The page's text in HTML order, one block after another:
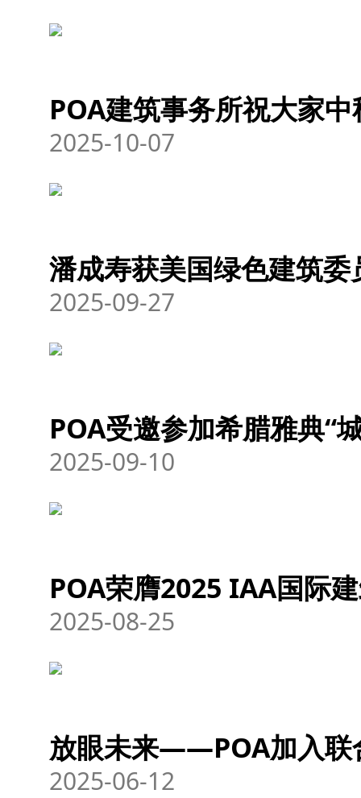
POA建筑事务所祝大家
2025-10-07
潘成寿获美国绿色建筑
2025-09-27
POA受邀参加希腊雅典“
2025-09-10
POA荣膺2025 IAA国际
2025-08-25
放眼未来——POA加入联
2025-06-12